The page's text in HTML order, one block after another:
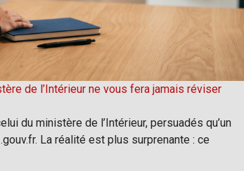
de l’Intérieur ne vous fera jamais réviser
du ministère de l’Intérieur, persuadés qu’un
La réalité est plus surprenante : ce